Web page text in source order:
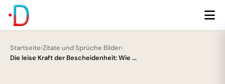
Startseite›Zitate und Sprüche Bilder›
Die leise Kraft der Bescheidenheit: Wie ...